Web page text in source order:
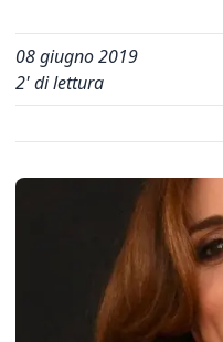
08 giugno 2019
2' di lettura